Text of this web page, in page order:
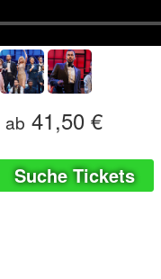
ab 41,50 €
Suche Tickets